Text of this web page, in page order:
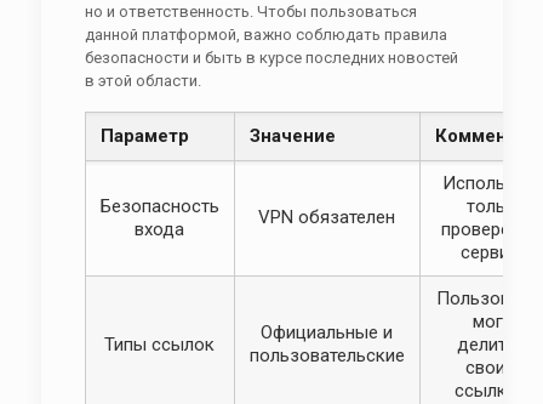
но и ответственность. Чтобы пользоваться
данной платформой, важно соблюдать правила
безопасности и быть в курсе последних новостей
в этой области.
Параметр Значение
Безопасность
входа
VPN обязателен
только
сервисы
Типы ссылок
Официальные и
пользовательские
могут
делиться
своими
ссылками